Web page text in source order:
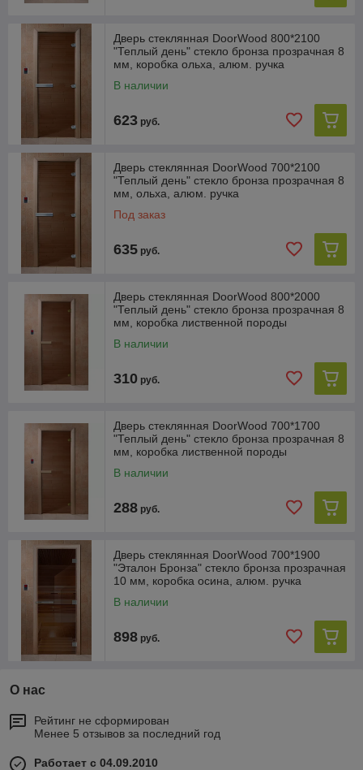
Дверь стеклянная DoorWood 800*2100
"Теплый день" стекло бронза прозрачная 8
мм, коробка ольха, алюм. ручка
В наличии
623 руб.
Дверь стеклянная DoorWood 700*2100
"Теплый день" стекло бронза прозрачная 8
мм, ольха, алюм. ручка
Под заказ
635 руб.
Дверь стеклянная DoorWood 800*2000
"Теплый день" стекло бронза прозрачная 8
мм, коробка лиственной породы
В наличии
310 руб.
Дверь стеклянная DoorWood 700*1700
"Теплый день" стекло бронза прозрачная 8
мм, коробка лиственной породы
В наличии
288 руб.
Дверь стеклянная DoorWood 700*1900
"Эталон Бронза" стекло бронза прозрачная
10 мм, коробка осина, алюм. ручка
В наличии
898 руб.
О нас
Рейтинг не сформирован
Менее 5 отзывов за последний год
Работает с 04.09.2010